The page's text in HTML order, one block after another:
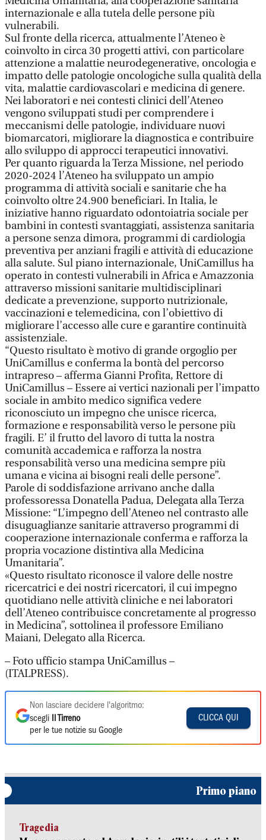
internazionale e alla tutela delle persone più
vulnerabili.
Sul fronte della ricerca, attualmente l’Ateneo è
coinvolto in circa 30 progetti attivi, con particolare
attenzione a malattie neurodegenerative, oncologia e
impatto delle patologie oncologiche sulla qualità della
vita, malattie cardiovascolari e medicina di genere.
Nei laboratori e nei contesti clinici dell’Ateneo
vengono sviluppati studi per comprendere i
meccanismi delle patologie, individuare nuovi
biomarcatori, migliorare la diagnostica e contribuire
allo sviluppo di approcci terapeutici innovativi.
Per quanto riguarda la Terza Missione, nel periodo
2020-2024 l’Ateneo ha sviluppato un ampio
programma di attività sociali e sanitarie che ha
coinvolto oltre 24.900 beneficiari. In Italia, le
iniziative hanno riguardato odontoiatria sociale per
bambini in contesti svantaggiati, assistenza sanitaria
a persone senza dimora, programmi di cardiologia
preventiva per anziani fragili e attività di educazione
alla salute. Sul piano internazionale, UniCamillus ha
operato in contesti vulnerabili in Africa e Amazzonia
attraverso missioni sanitarie multidisciplinari
dedicate a prevenzione, supporto nutrizionale,
vaccinazioni e telemedicina, con l’obiettivo di
migliorare l’accesso alle cure e garantire continuità
assistenziale.
“Questo risultato è motivo di grande orgoglio per
UniCamillus e conferma la bontà del percorso
intrapreso – afferma Gianni Profita, Rettore di
UniCamillus – Essere ai vertici nazionali per l’impatto
sociale in ambito medico significa vedere
riconosciuto un impegno che unisce ricerca,
formazione e responsabilità verso le persone più
fragili. E’ il frutto del lavoro di tutta la nostra
comunità accademica e rafforza la nostra
responsabilità verso una medicina sempre più
umana e vicina ai bisogni reali delle persone”.
Parole di soddisfazione arrivano anche dalla
professoressa Donatella Padua, Delegata alla Terza
Missione: “L’impegno dell’Ateneo nel contrasto alle
disuguaglianze sanitarie attraverso programmi di
cooperazione internazionale conferma e rafforza la
propria vocazione distintiva alla Medicina
Umanitaria”.
«Questo risultato riconosce il valore delle nostre
ricercatrici e dei nostri ricercatori, il cui impegno
quotidiano nelle attività cliniche e nei laboratori
dell’Ateneo contribuisce concretamente al progresso
in Medicina”, sottolinea il professore Emiliano
Maiani, Delegato alla Ricerca.
– Foto ufficio stampa UniCamillus –
(ITALPRESS).
Non lasciare decidere l'algoritmo:
scegli
Il Tirreno
per le tue notizie su Google
CLICCA QUI
Primo piano
Tragedia